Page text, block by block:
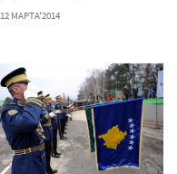
12 МАРТА'2014